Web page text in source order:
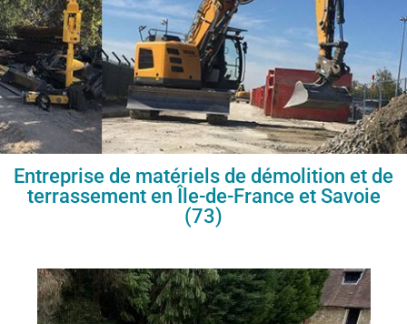
Entreprise de matériels de démolition et de
terrassement en Île-de-France et Savoie
(73)